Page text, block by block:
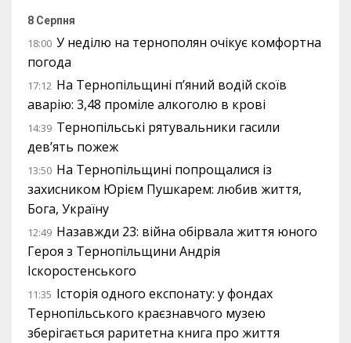
8 Серпня
18:00 У неділю на тернополян очікує комфортна
погода
17:12 На Тернопільщині п’яний водій скоїв
аварію: 3,48 проміле алкоголю в крові
14:39 Тернопільські рятувальники гасили
дев’ять пожеж
13:50 На Тернопільщині попрощалися із
захисником Юрієм Пушкарем: любив життя,
Бога, Україну
12:49 Назавжди 23: війна обірвала життя юного
Героя з Тернопільщини Андрія
Іскоростенського
11:35 Історія одного експонату: у фондах
Тернопільського краєзнавчого музею
зберігається раритетна книга про життя